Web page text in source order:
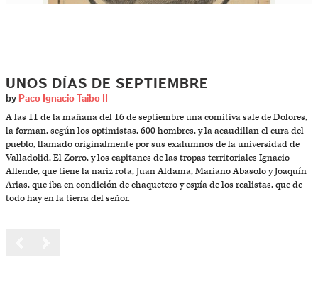
UNOS DÍAS DE SEPTIEMBRE
by Paco Ignacio Taibo II
A las 11 de la mañana del 16 de septiembre una comitiva sale de Dolores,
la forman, según los optimistas, 600 hombres, y la acaudillan el cura del
pueblo, llamado originalmente por sus exalumnos de la universidad de
Valladolid, El Zorro, y los capitanes de las tropas territoriales Ignacio
Allende, que tiene la nariz rota, Juan Aldama, Mariano Abasolo y Joaquín
Arias, que iba en condición de chaquetero y espía de los realistas, que de
todo hay en la tierra del señor.